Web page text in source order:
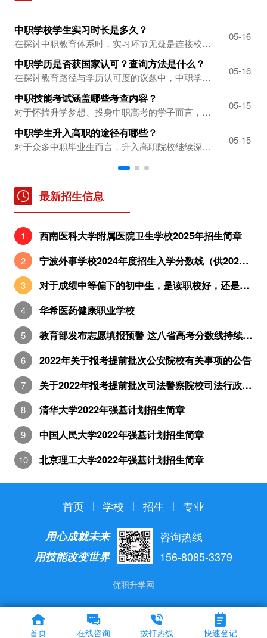
中职学校学生实习时长是多久？
在探讨中职教育体系时，实习环节无疑是连接校园与社会的桥梁，其时长与安排对学生个人成长及职业发展具有深远影响。优职升学网认为，中职学校学生的实习时间设定在一般不超过6个月的范围内，是一个相对合理且科学的安排。这样的时长既保证了学生有足够的时间将课堂上学到的理论知识转化为实际操作技能，又避免了因实习时间过长而可能导致的学业...
05-16
中职学历是否获国家认可？查询方法是什么？
在探讨教育路径与学历认可度的议题中，中职学历的国家承认性是许多学生及家长关注的焦点。事实上，中职教育，作为职业教育体系中的重要一环，不仅致力于培养学生的专业技能，同时也严格遵循国家学历教育标准，由教育部门直接监管。因此，可以明确地说，中职学历是国家正式承认的学历层次之一。然而，在查询中职学历时，不少人会遇到困惑，尤其是...
05-16
中职技能考试涵盖哪些考查内容？
对于怀揣升学梦想、投身中职高考的学子而言，专业课考试是至关重要的“关卡”。优职升学网在此为大家详细拆解中职高考专业课考试中专业技能与口语表达这两大关键板块，助力考生精准把握备考方向。一、专业技能：聚焦核心，现场实操定乾坤在中职高考专业课考试体系中，专业理论考试固然是重要一环，但专业技能的加试同样不容小觑。专业技能考试聚...
05-15
中职学生升入高职的途径有哪些？
对于众多中职毕业生而言，升入高职院校继续深造是提升自我、拓宽职业道路的重要一步。优职升学网在此为大家详细介绍中职毕业生升入高职院校的几种主要方式，助力大家顺利开启新的学习征程。一、3 + 3 中高职衔接贯通班：无缝对接，升学无忧在入学阶段，中职毕业生可以选择就读 3 + 3 中高职衔接贯通班。这一模式将中职教育与高职教...
05-15
最新招生信息
西南医科大学附属医院卫生学校2025年招生简章
宁波外事学校2024年度招生入学分数线（供2025年考生参考）
对于成绩中等偏下的初中生，是读职校好，还是五年制大专好？
华希医药健康职业学校
教育部发布志愿填报预警 这八省高考分数线持续出炉
2022年关于报考提前批次公安院校有关事项的公告
关于2022年报考提前批次司法警察院校司法行政警察类专业有关事项的公告
清华大学2022年强基计划招生简章
中国人民大学2022年强基计划招生简章
北京理工大学2022年强基计划招生简章
首页 学校 招生
专业
用心成就未来
用技能改变世界
咨询热线
156-8085-3379
优职升学网
首页 在线咨询 拨打热线 快速登记